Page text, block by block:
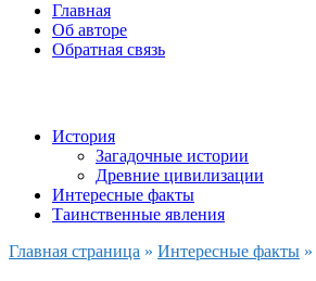
Главная
Об авторе
Обратная связь
История
Загадочные истории
Древние цивилизации
Интересные факты
Таинственные явления
Главная страница » Интересные факты »